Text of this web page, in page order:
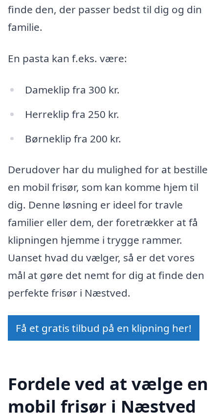
finde den, der passer bedst til dig og din
familie.
En pasta kan f.eks. være:
Dameklip fra 300 kr.
Herreklip fra 250 kr.
Børneklip fra 200 kr.
Derudover har du mulighed for at bestille
en mobil frisør, som kan komme hjem til
dig. Denne løsning er ideel for travle
familier eller dem, der foretrækker at få
klipningen hjemme i trygge rammer.
Uanset hvad du vælger, så er det vores
mål at gøre det nemt for dig at finde den
perfekte frisør i Næstved.
Få et gratis tilbud på en klipning her!
Fordele ved at vælge en
mobil frisør i Næstved